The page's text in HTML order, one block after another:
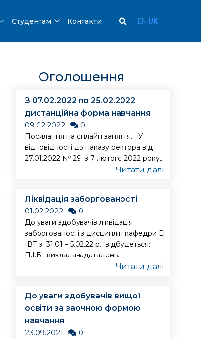
Студентам Контакти EN UK
Оголошення
З 07.02.2022 по 25.02.2022
дистанційна форма навчання
09.02.2022
0
Посилання на онлайн заняття. У
відповідності до наказу ректора від
27.01.2022 № 29 з 7 лютого 2022 року...
Читати далі
Ліквідація заборгованості
01.02.2022
0
До уваги здобувачів ліквідація
заборгованості з дисциплін кафедри ЕІ
ІВТ з 31.01 – 5.02.22 р. відбудеться:
П.І.Б. викладачадатадень...
Читати далі
До уваги здобувачів вищої
освіти за заочною формою
навчання
23.09.2021
0